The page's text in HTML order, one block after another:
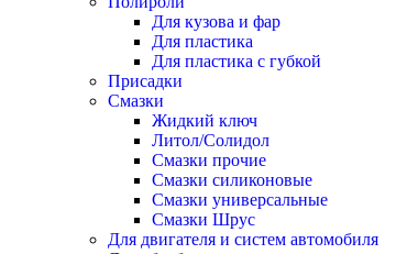
Для кузова и фар
Для пластика
Для пластика с губкой
Присадки
Смазки
Жидкий ключ
Литол/Солидол
Смазки прочие
Смазки силиконовые
Смазки универсальные
Смазки Шрус
Для двигателя и систем автомобиля